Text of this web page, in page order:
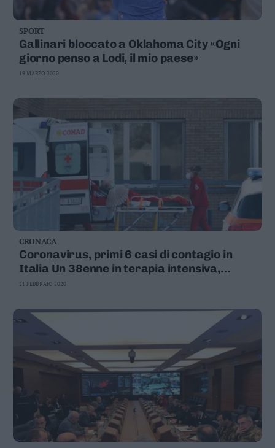
SPORT
Gallinari bloccato a Oklahoma City «Ogni
giorno penso a Lodi, il mio paese»
19 MARZO 2020
CRONACA
Coronavirus, primi 6 casi di contagio in
Italia Un 38enne in terapia intensiva,
positiva la moglie incinta Tre paesi del
21 FEBBRAIO 2020